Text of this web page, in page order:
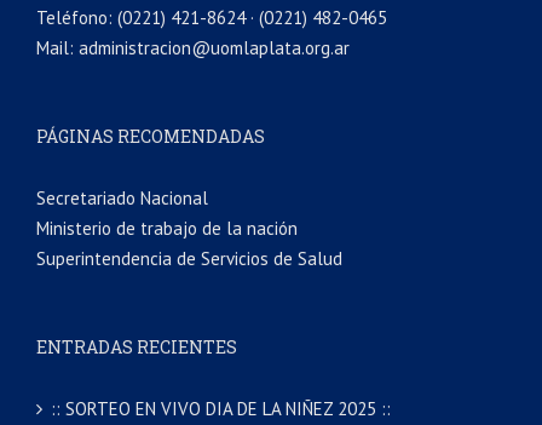
Teléfono: (0221) 421-8624 · (0221) 482-0465
Mail: administracion@uomlaplata.org.ar
PÁGINAS RECOMENDADAS
Secretariado Nacional
Ministerio de trabajo de la nación
Superintendencia de Servicios de Salud
ENTRADAS RECIENTES
:: SORTEO EN VIVO DIA DE LA NIÑEZ 2025 ::